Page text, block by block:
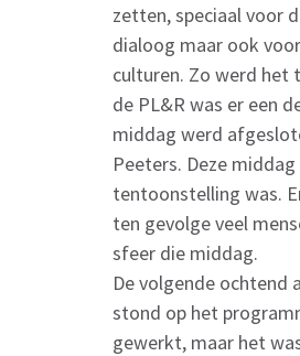
zetten, speciaal voor
dialoog maar ook
culturen. Zo werd het
de PL&R was er een
middag werd
Peeters. Deze
tentoonstelling was.
ten gevolge veel
sfeer die middag.
De volgende ochtend
stond op het
gewerkt, maar het